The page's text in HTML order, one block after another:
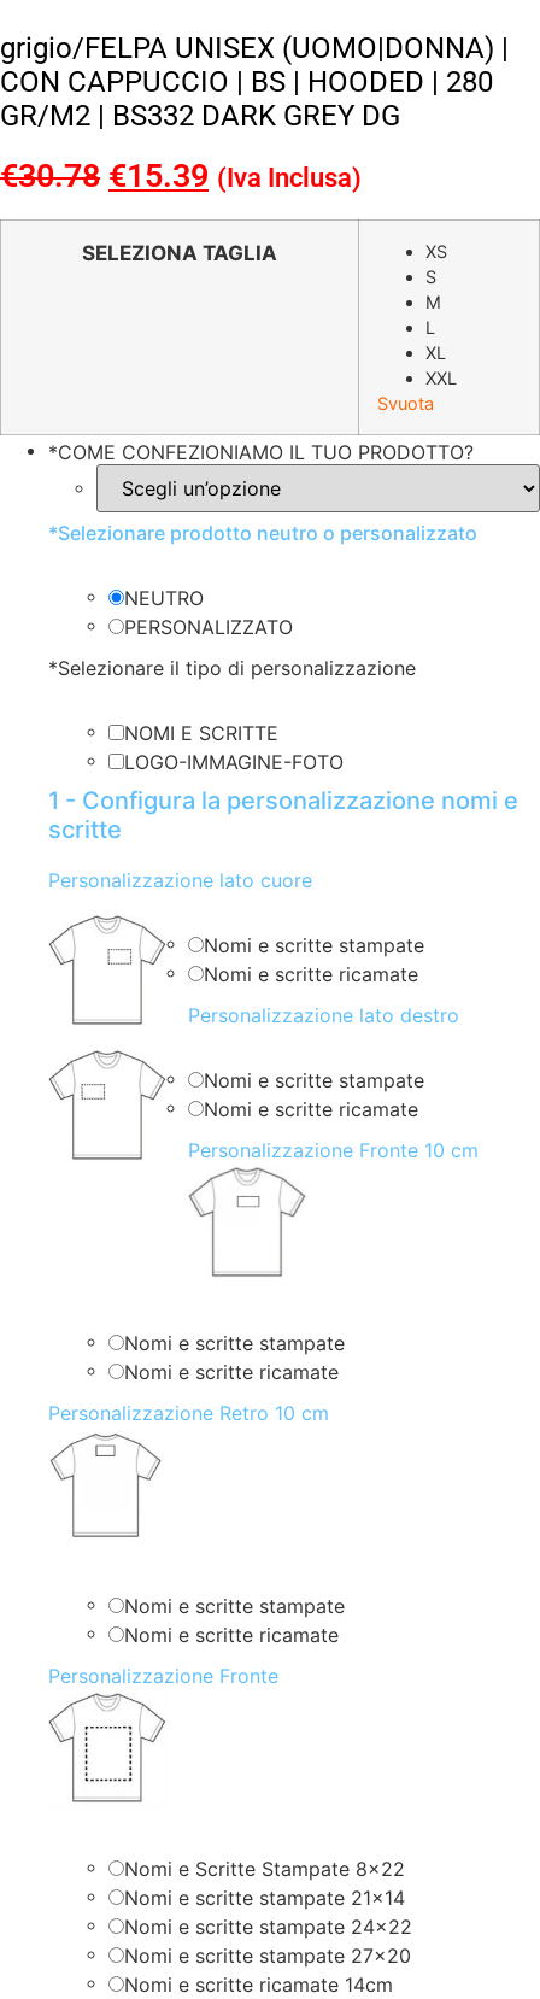
grigio/FELPA UNISEX (UOMO|DONNA) |
CON CAPPUCCIO | BS | HOODED | 280
GR/M2 | BS332 DARK GREY DG
€30.78 Il
prezzo
originale
€15.39 Il
prezzo
attuale
(Iva Inclusa)
SELEZIONA TAGLIA
XS
S
M
L
XL
XXL
Svuota
*COME CONFEZIONIAMO IL TUO PRODOTTO?
*Selezionare prodotto neutro o personalizzato
NEUTRO
PERSONALIZZATO
*Selezionare il tipo di personalizzazione
NOMI E SCRITTE
LOGO-IMMAGINE-FOTO
1 - Configura la personalizzazione nomi e
scritte
Personalizzazione lato cuore
Nomi e scritte stampate
Nomi e scritte ricamate
Personalizzazione lato destro
Nomi e scritte stampate
Nomi e scritte ricamate
Personalizzazione Fronte 10 cm
Nomi e scritte stampate
Nomi e scritte ricamate
Personalizzazione Retro 10 cm
Nomi e scritte stampate
Nomi e scritte ricamate
Personalizzazione Fronte
Nomi e Scritte Stampate 8×22
Nomi e scritte stampate 21×14
Nomi e scritte stampate 24×22
Nomi e scritte stampate 27×20
Nomi e scritte ricamate 14cm